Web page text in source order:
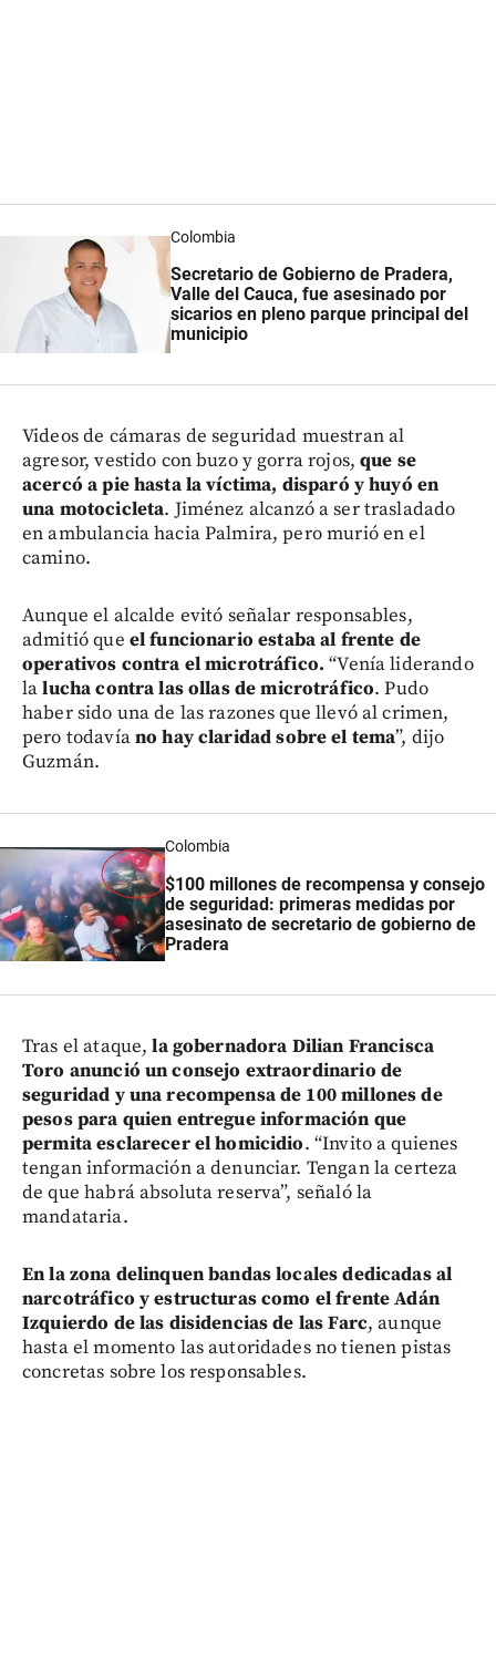
Colombia
Secretario de Gobierno de Pradera,
Valle del Cauca, fue asesinado por
sicarios en pleno parque principal del
municipio
Videos de cámaras de seguridad muestran al
agresor, vestido con buzo y gorra rojos,que se
acercó a pie hasta la víctima, disparó y huyó en
una motocicleta. Jiménez alcanzó a ser trasladado
en ambulancia hacia Palmira, pero murió en el
camino.
Aunque el alcalde evitó señalar responsables,
admitió que el funcionario estaba al frente de
operativos contra el microtráfico. “Venía liderando
lalucha contra las ollas de microtráfico. Pudo
haber sido una de las razones que llevó al crimen,
pero todavíano hay claridad sobre el tema”, dijo
Guzmán.
Colombia
$100 millones de recompensa y consejo
de seguridad: primeras medidas por
asesinato de secretario de gobierno de
Pradera
Tras el ataque, la gobernadora Dilian Francisca
Toro anunció un consejo extraordinario de
seguridad y una recompensa de 100 millones de
pesos para quien entregue información que
permita esclarecer el homicidio. “Invito a quienes
tengan información a denunciar. Tengan la certeza
de que habrá absoluta reserva”, señaló la
mandataria.
En la zona delinquen bandas locales dedicadas al
narcotráfico y estructuras como el frente Adán
Izquierdo de las disidencias de las Farc, aunque
hasta el momento las autoridades no tienen pistas
concretas sobre los responsables.